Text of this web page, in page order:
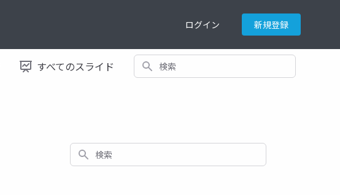
ログイン 新規登録
すべてのスライド 検索
検索